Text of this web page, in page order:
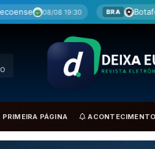
BRA BotafogoxFluminense 08/08
PRIMEIRA PÁGINA